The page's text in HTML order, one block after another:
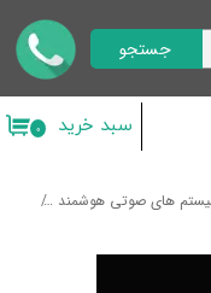
جستجو
۰ سبد خرید
های صوتی هوشمند